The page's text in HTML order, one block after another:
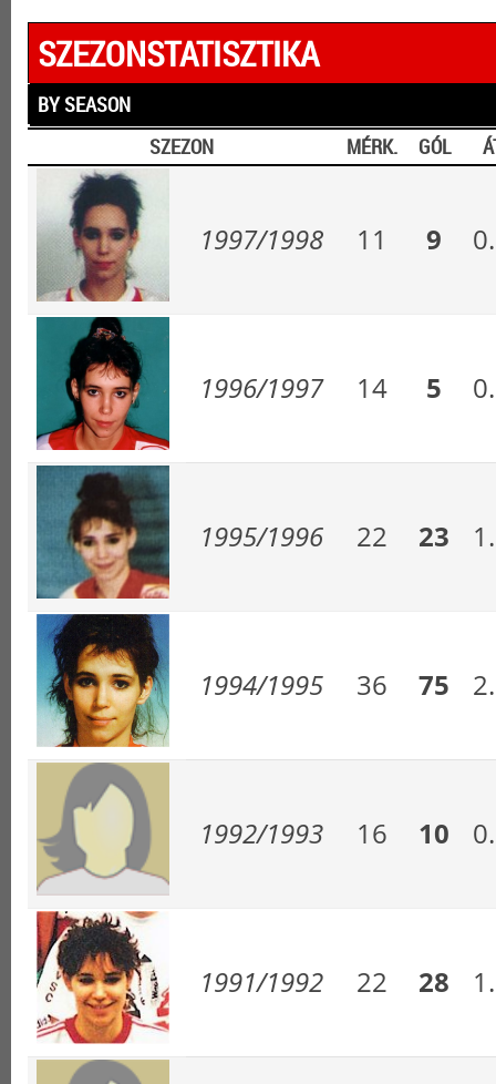
SZEZONSTATISZTIKA
BY SEASON
SZEZON
MÉRK. GÓL
1997/1998 11 9
1996/1997 14 5
1995/1996 22 23
1994/1995 36 75
1992/1993 16 10
1991/1992 22 28